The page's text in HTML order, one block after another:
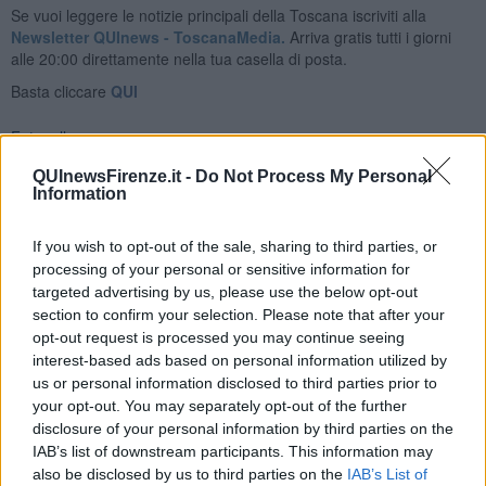
QUInewsFirenze.it - Do Not Process My Personal
Information
If you wish to opt-out of the sale, sharing to third parties, or
processing of your personal or sensitive information for
targeted advertising by us, please use the below opt-out
section to confirm your selection. Please note that after your
opt-out request is processed you may continue seeing
interest-based ads based on personal information utilized by
us or personal information disclosed to third parties prior to
your opt-out. You may separately opt-out of the further
disclosure of your personal information by third parties on the
IAB’s list of downstream participants. This information may
also be disclosed by us to third parties on the IAB’s List of
Se vuoi leggere le notizie principali della Toscana iscriviti alla
Newsletter QUInews - ToscanaMedia. Arriva gratis tutti i giorni
alle 20:00 direttamente nella tua casella di posta.
Basta cliccare QUI
Fotogallery
Ti potrebbe interessare anche:
Articoli dal Blog “Vignaioli e vini” di Nadio Stronchi
​Che “Odissea sia”
Scuola di vita e creatività
​La volontà di essere “primi”
Norme viticole e enologiche che miglioreranno la qualità
​I vini della Maremma si stanno arricchendo